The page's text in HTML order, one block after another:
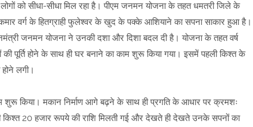
को सीधा-सीधा मिल रहा है। पीएम जनमन योजना के तहत धमतरी जिले के
वर्ग के हितग्राही फुलेश्वर के खुद के पक्के आशियाने का सपना साकार हुआ है।
जनमन योजना ने उनकी दशा और दिशा बदल दी है। योजना के तहत वर्ष
पूर्ति होने के साथ ही घर बनाने का काम शुरू किया गया। इसमें पहली किश्त के
लगी।
शुरू किया। मकान निर्माण आगे बढ़ने के साथ ही प्रगति के आधार पर क्रमशः
20 हजार रूपये की राशि मिलती गई और देखते ही देखते उनके सपनों का